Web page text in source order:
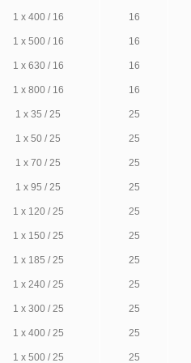
1 х 400 / 16 16
1 х 500 / 16 16
1 х 630 / 16 16
1 х 800 / 16 16
1 х 35 / 25 25
1 х 50 / 25 25
1 х 70 / 25 25
1 х 95 / 25 25
1 х 120 / 25 25
1 х 150 / 25 25
1 х 185 / 25 25
1 х 240 / 25 25
1 х 300 / 25 25
1 х 400 / 25 25
1 х 500 / 25 25